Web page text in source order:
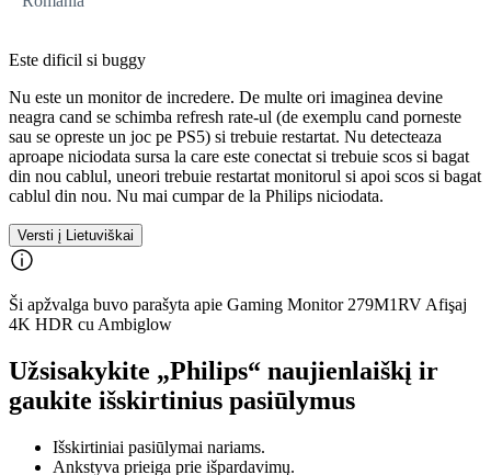
Este dificil si buggy
Nu este un monitor de incredere. De multe ori imaginea devine
neagra cand se schimba refresh rate-ul (de exemplu cand porneste
sau se opreste un joc pe PS5) si trebuie restartat. Nu detecteaza
aproape niciodata sursa la care este conectat si trebuie scos si bagat
din nou cablul, uneori trebuie restartat monitorul si apoi scos si bagat
cablul din nou. Nu mai cumpar de la Philips niciodata.
Versti į Lietuviškai
Ši apžvalga buvo parašyta apie Gaming Monitor 279M1RV Afişaj
4K HDR cu Ambiglow
Užsisakykite „Philips“ naujienlaiškį ir
gaukite išskirtinius pasiūlymus
Išskirtiniai pasiūlymai nariams.
Ankstyva prieiga prie išpardavimų.